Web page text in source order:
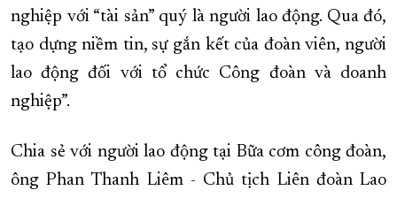
nghiệp với “tài sản” quý là người lao động. Qua đó,
tạo dựng niềm tin, sự gắn kết của đoàn viên, người
lao động đối với tổ chức Công đoàn và doanh
nghiệp”.
Chia sẻ với người lao động tại Bữa cơm công đoàn,
ông Phan Thanh Liêm - Chủ tịch Liên đoàn Lao